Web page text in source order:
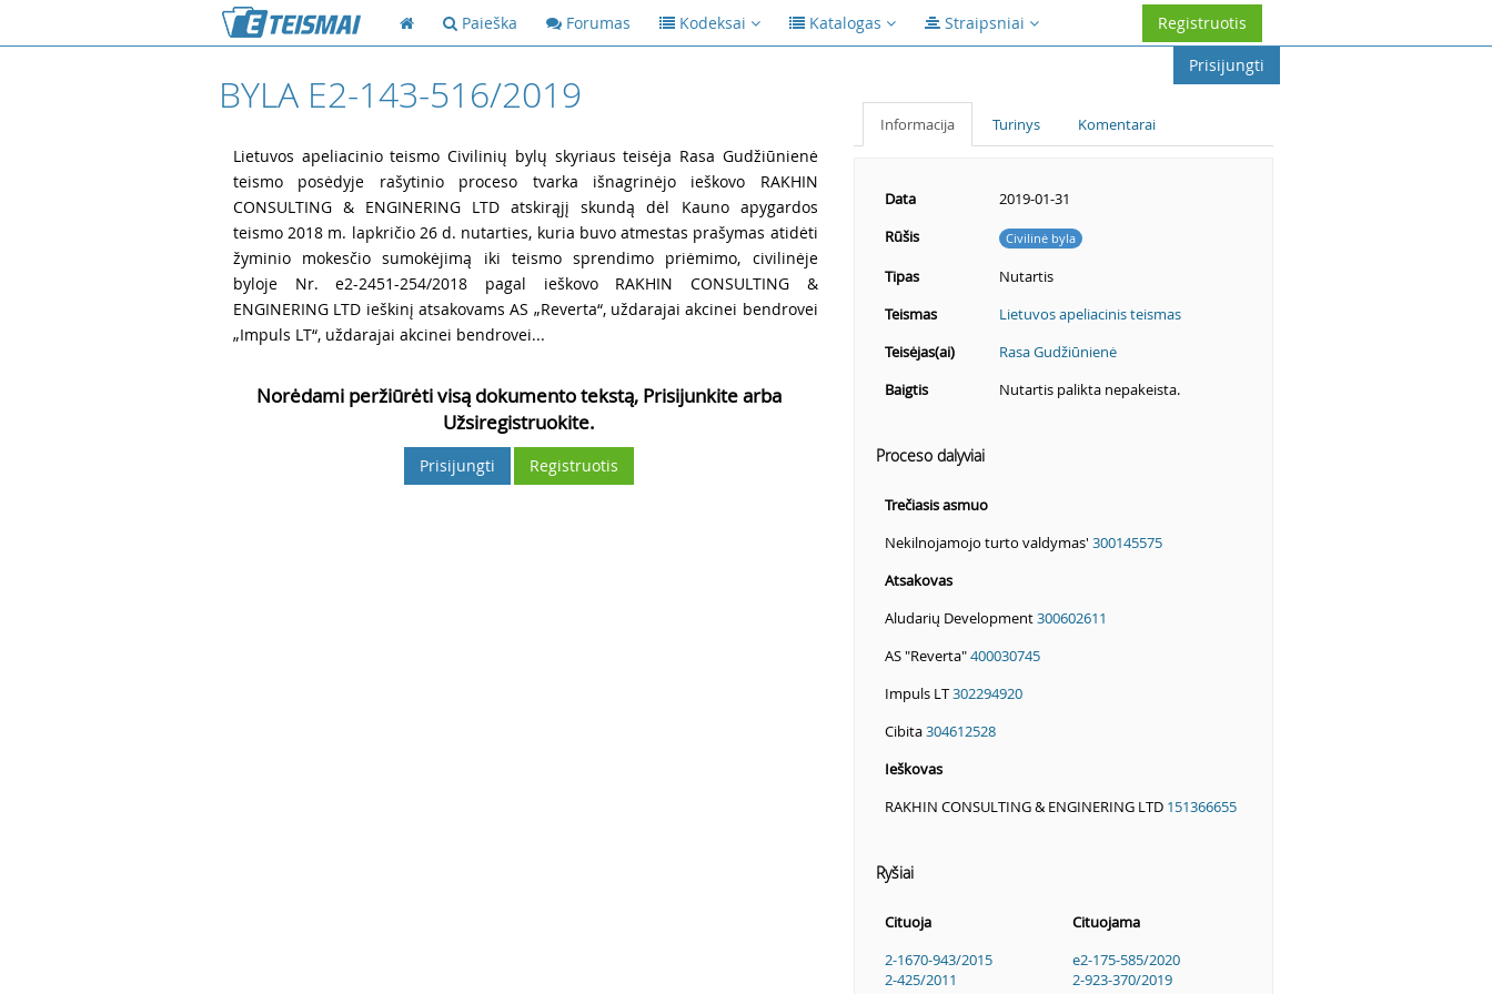
Paieška Forumas Kodeksai Katalogas Straipsniai
Registruotis
Prisijungti
BYLA E2-143-516/2019
Lietuvos apeliacinio teismo Civilinių bylų skyriaus teisėja Rasa Gudžiūnienė
teismo posėdyje rašytinio proceso tvarka išnagrinėjo ieškovo RAKHIN
CONSULTING & ENGINERING LTD atskirąjį skundą dėl Kauno apygardos
teismo 2018 m. lapkričio 26 d. nutarties, kuria buvo atmestas prašymas atidėti
žyminio mokesčio sumokėjimą iki teismo sprendimo priėmimo, civilinėje
byloje Nr. e2-2451-254/2018 pagal ieškovo RAKHIN CONSULTING &
ENGINERING LTD ieškinį atsakovams AS „Reverta“, uždarajai akcinei bendrovei
„Impuls LT“, uždarajai akcinei bendrovei...
Norėdami peržiūrėti visą dokumento tekstą, Prisijunkite arba
Užsiregistruokite.
Prisijungti Registruotis
Informacija Turinys Komentarai
Data
2019-01-31
Rūšis
Civilinė byla
Tipas
Nutartis
Teismas
Lietuvos apeliacinis teismas
Teisėjas(ai)
Rasa Gudžiūnienė
Baigtis
Nutartis palikta nepakeista.
Proceso dalyviai
Trečiasis asmuo
Nekilnojamojo turto valdymas' 300145575
Atsakovas
Aludarių Development300602611
AS "Reverta"400030745
Impuls LT302294920
Cibita304612528
Ieškovas
RAKHIN CONSULTING & ENGINERING LTD 151366655
Ryšiai
Cituoja
Cituojama
2-1670-943/2015
2-425/2011
e2-175-585/2020
2-923-370/2019